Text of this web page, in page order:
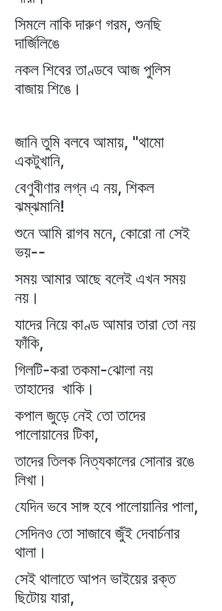
সিমলে নাকি দারুণ গরম, শুনছি
দার্জিলিঙে
নকল শিবের তাণ্ডবে আজ পুলিস
বাজায় শিঙে।
জানি তুমি বলবে আমায়, "থামো
একটুখানি,
বেণুবীণার লগ্ন এ নয়, শিকল
ঝম্‌ঝমানি!
শুনে আমি রাগব মনে, কোরো না সেই
ভয়--
সময় আমার আছে বলেই এখন সময়
নয়।
যাদের নিয়ে কাণ্ড আমার তারা তো নয়
ফাঁকি,
গিলটি-করা তকমা-ঝোলা নয়
তাহাদের খাকি।
কপাল জুড়ে নেই তো তাদের
পালোয়ানের টিকা,
তাদের তিলক নিত্যকালের সোনার রঙে
লিখা।
যেদিন ভবে সাঙ্গ হবে পালোয়ানির পালা,
সেদিনও তো সাজাবে জুঁই দেবার্চনার
থালা।
সেই থালাতে আপন ভাইয়ের রক্ত
ছিটোয় যারা,